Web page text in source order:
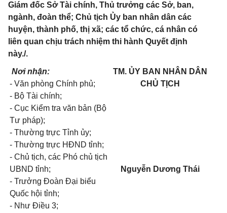
Giám đốc Sở Tài chính, Thủ trưởng các Sở, ban,
ngành, đoàn thể; Chủ tịch Ủy ban nhân dân các
huyện, thành phố, thị xã; các tổ chức, cá nhân có
liên quan chịu trách nhiệm thi hành Quyết định
này./.
Nơi nhận:
- Văn phòng Chính phủ;
- Bộ Tài chính;
- Cục Kiểm tra văn bản (Bộ
Tư pháp);
- Thường trực Tỉnh ủy;
- Thường trực HĐND tỉnh;
- Chủ tịch, các Phó chủ tịch
UBND tỉnh;
- Trưởng Đoàn Đại biểu
Quốc hội tỉnh;
- Như Điều 3;
TM. ỦY BAN NH Â N DÂN
CHỦ TỊCH
Nguyễn Dương Thái